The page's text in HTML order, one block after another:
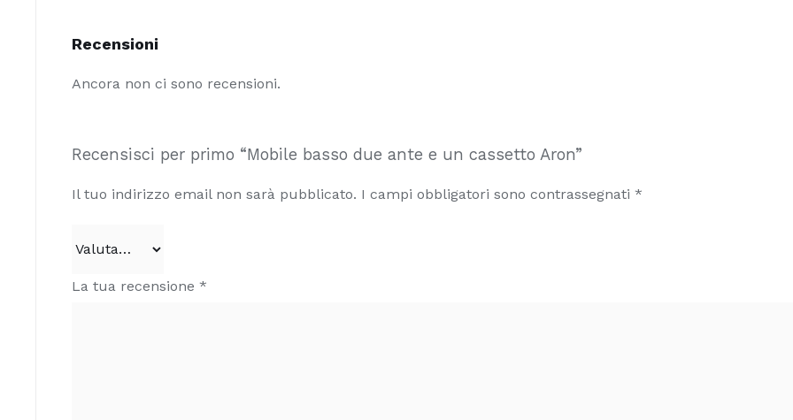
Recensioni
Ancora non ci sono recensioni.
Recensisci per primo “Mobile basso due ante e un cassetto Aron”
Il tuo indirizzo email non sarà pubblicato. I campi obbligatori sono contrassegnati *
La tua recensione *